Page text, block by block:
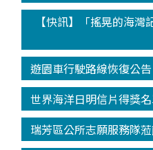
【快訊】「搖晃的海
遊園車行駛路線恢復公告
世界海洋日明信片得獎
瑞芳區公所志願服務隊